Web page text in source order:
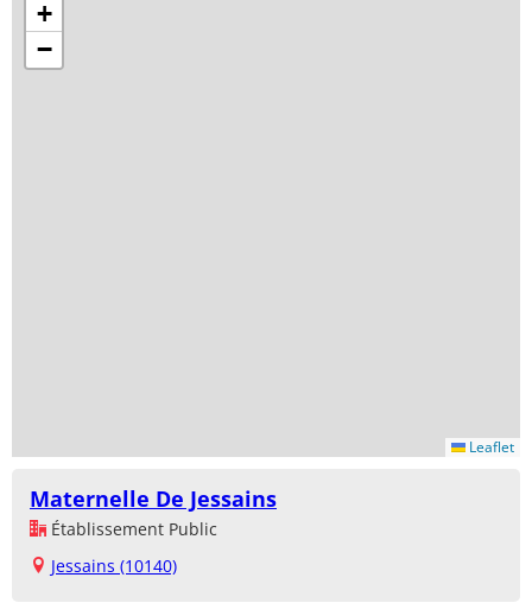
+
−
Leaflet
Maternelle De Jessains
Établissement Public
Jessains (10140)